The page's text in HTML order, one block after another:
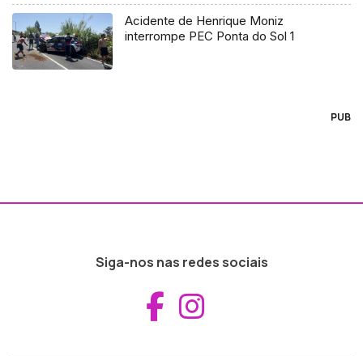
Acidente de Henrique Moniz
interrompe PEC Ponta do Sol 1
PUB
Siga-nos nas redes sociais
Aceder ao